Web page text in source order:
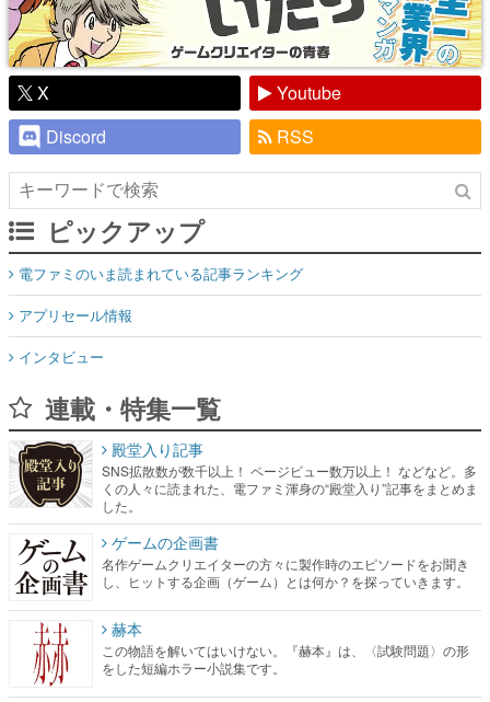
X
Youtube
Discord
RSS
ピックアップ
電ファミのいま読まれている記事ランキング
アプリセール情報
インタビュー
連載・特集一覧
殿堂入り記事
SNS拡散数が数千以上！ ページビュー数万以上！ などなど。多
くの人々に読まれた、電ファミ渾身の“殿堂入り”記事をまとめま
した。
ゲームの企画書
名作ゲームクリエイターの方々に製作時のエピソードをお聞き
し、ヒットする企画（ゲーム）とは何か？を探っていきます。
赫本
この物語を解いてはいけない。『赫本』は、〈試験問題〉の形
をした短編ホラー小説集です。